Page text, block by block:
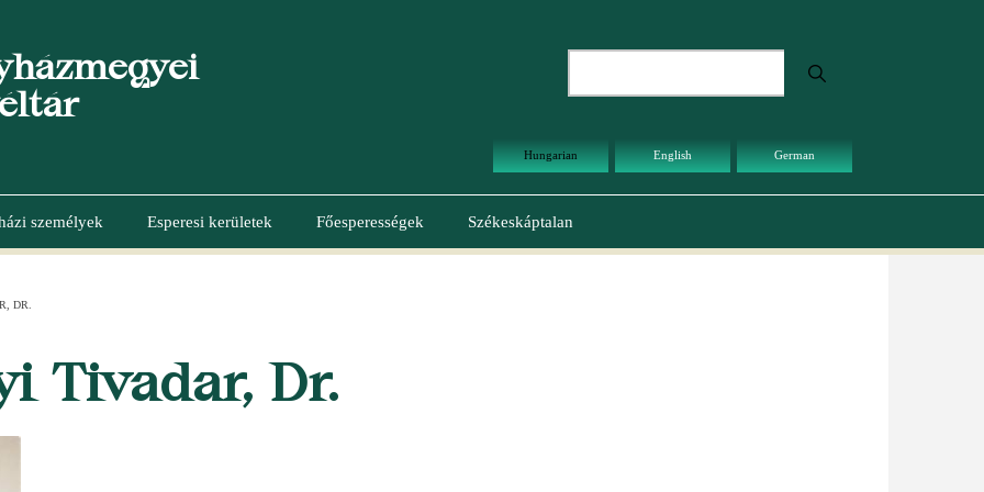
Hungarian English German
személyek Esperesi kerületek Főesperességek Székeskáptalan
DR.
Tivadar, Dr.